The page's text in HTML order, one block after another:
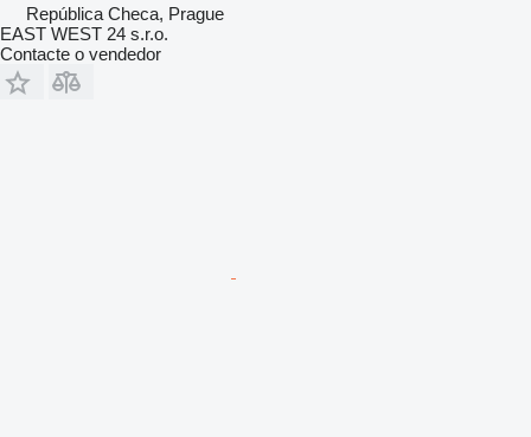
República Checa, Prague
EAST WEST 24 s.r.o.
Contacte o vendedor